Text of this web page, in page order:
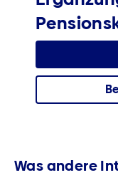
Was andere